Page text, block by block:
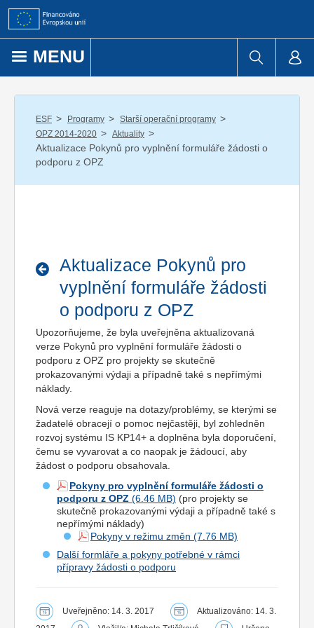
Přejít k obsahu
MENU
ESF / Programy / Starší operační programy /
OPZ 2014-2020 / Aktuality /
Aktualizace Pokynů pro vyplnění formuláře žádosti o
podporu z OPZ
Aktualizace Pokynů pro
vyplnění formuláře žádosti
o podporu z OPZ
Upozorňujeme, že byla uveřejněna aktualizovaná
verze Pokynů pro vyplnění formuláře žádosti o
podporu z OPZ pro projekty se skutečně
prokazovanými výdaji a případně také s nepřímými
náklady.
Nová verze reaguje na dotazy/problémy, se kterými se
žadatelé obracejí o pomoc nejčastěji, byl zohledněn
rozvoj systému IS KP14+ a doplněna byla doporučení,
čemu se vyvarovat a co naopak je žádoucí, aby
žádost o podporu obsahovala.
Pokyny pro vyplnění formuláře žádosti o
podporu z OPZ
(pro projekty se
skutečně prokazovanými výdaji a případně také s
nepřímými náklady)
Pokyny v režimu změn
Další formláře a pokyny potřebné v rámci
přípravy žádosti o podporu
Uveřejněno: 14. 3. 2017
Aktualizováno: 14. 3.